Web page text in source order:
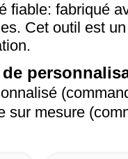
fiable: fabriqué
Cet outil est
sur mesure